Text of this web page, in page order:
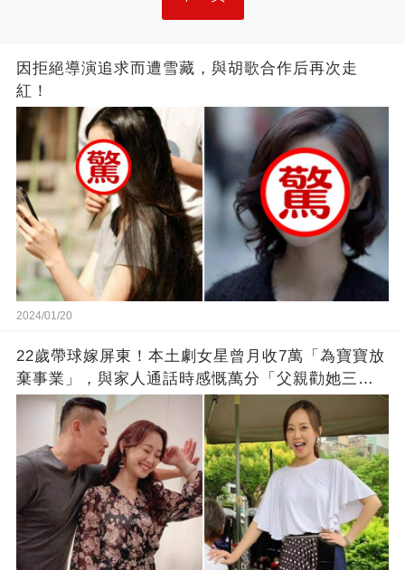
因拒絕導演追求而遭雪藏，與胡歌合作后再次走
紅！
2024/01/20
22歲帶球嫁屏東！本土劇女星曾月收7萬「為寶寶放
棄事業」，與家人通話時感慨萬分「父親勸她三
思」：只有過一次眼淚